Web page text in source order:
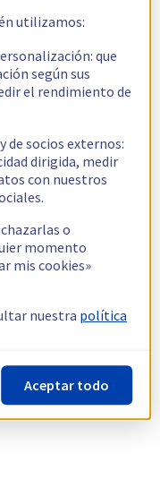
utilizamos:
que
según sus
el rendimiento de
de socios externos:
dirigida, medir
con nuestros
o
momento
mis cookies»
nuestra política
Aceptar todo